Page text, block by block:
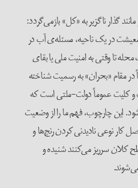
گذار ناگزیر به «کل» بازمی‌گردد:
معیشت در یک ناحیه، مسئله‌ی آب در
تا وقتی به امنیت ملی یا بقای
در مقام «بحران» به رسمیت شناخته
کلیت عموماً دولت-ملتی است که
این چارچوب، فهم ما را از وضعیت
نوعی نادیدنی کردن رنج‌ها و
کلان سرریز می‌کنند شنیده و